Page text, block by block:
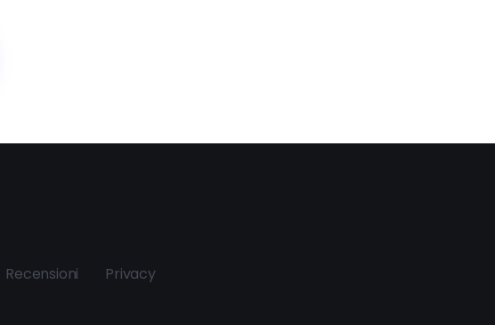
Recensioni Privacy